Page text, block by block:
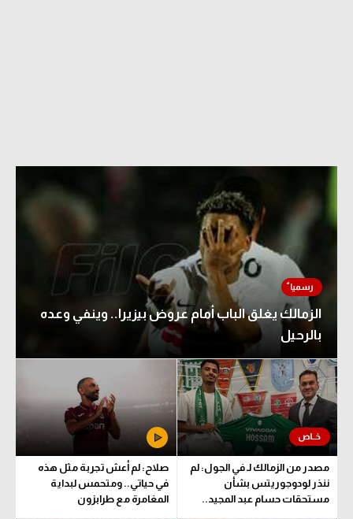
الزمالك يغلق الباب أمام عروض بيزيرا.. وينفي وعده
بالرحيل
مصدر من الزمالك لـ في الجول: لم
ننذر لودوجوريتس بشأن
مستحقات حسام عبد المجيد..
صلاح: لم أعش تجربة مثل هذه
في حياتي.. ومتحمس لبداية
المغامرة مع طرابزون